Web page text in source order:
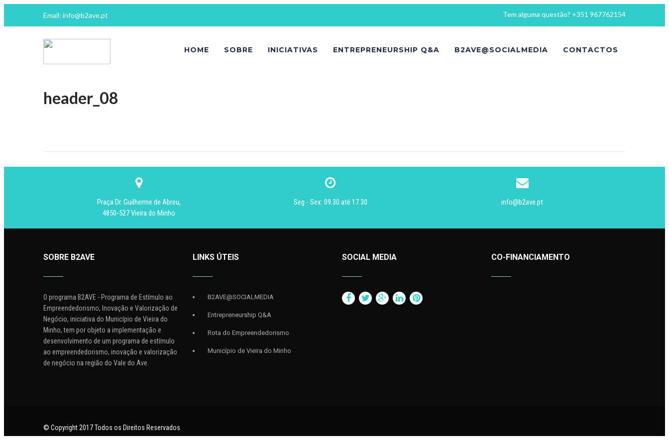
Email: info@b2ave.pt Tem alguma questão? +351 967762154
HOME SOBRE INICIATIVAS ENTREPRENEURSHIP Q&A B2AVE@SOCIALMEDIA CONTACTOS
header_08
Praça Dr. Guilherme de Abreu,
4850-527 Vieira do Minho
Seg - Sex: 09.30 até 17.30 info@b2ave.pt
SOBRE B2AVE
O programa B2AVE - Programa de Estímulo ao
Empreendedorismo, Inovação e Valorização de
Negócio, iniciativa do Município de Vieira do
Minho, tem por objeto a implementação e
desenvolvimento de um programa de estímulo
ao empreendedorismo, inovação e valorização
de negócio na região do Vale do Ave.
LINKS ÚTEIS
B2AVE@SOCIALMEDIA
Entrepreneurship Q&A
Rota do Empreendedorismo
Município de Vieira do Minho
SOCIAL MEDIA CO-FINANCIAMENTO
© Copyright 2017 Todos os Direitos Reservados